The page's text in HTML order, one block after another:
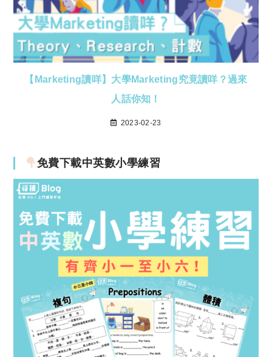
【Marketing讀咩】大學Marketing究竟讀咩？過來
人話你知！
2023-02-23
免費下載中英數小學練習